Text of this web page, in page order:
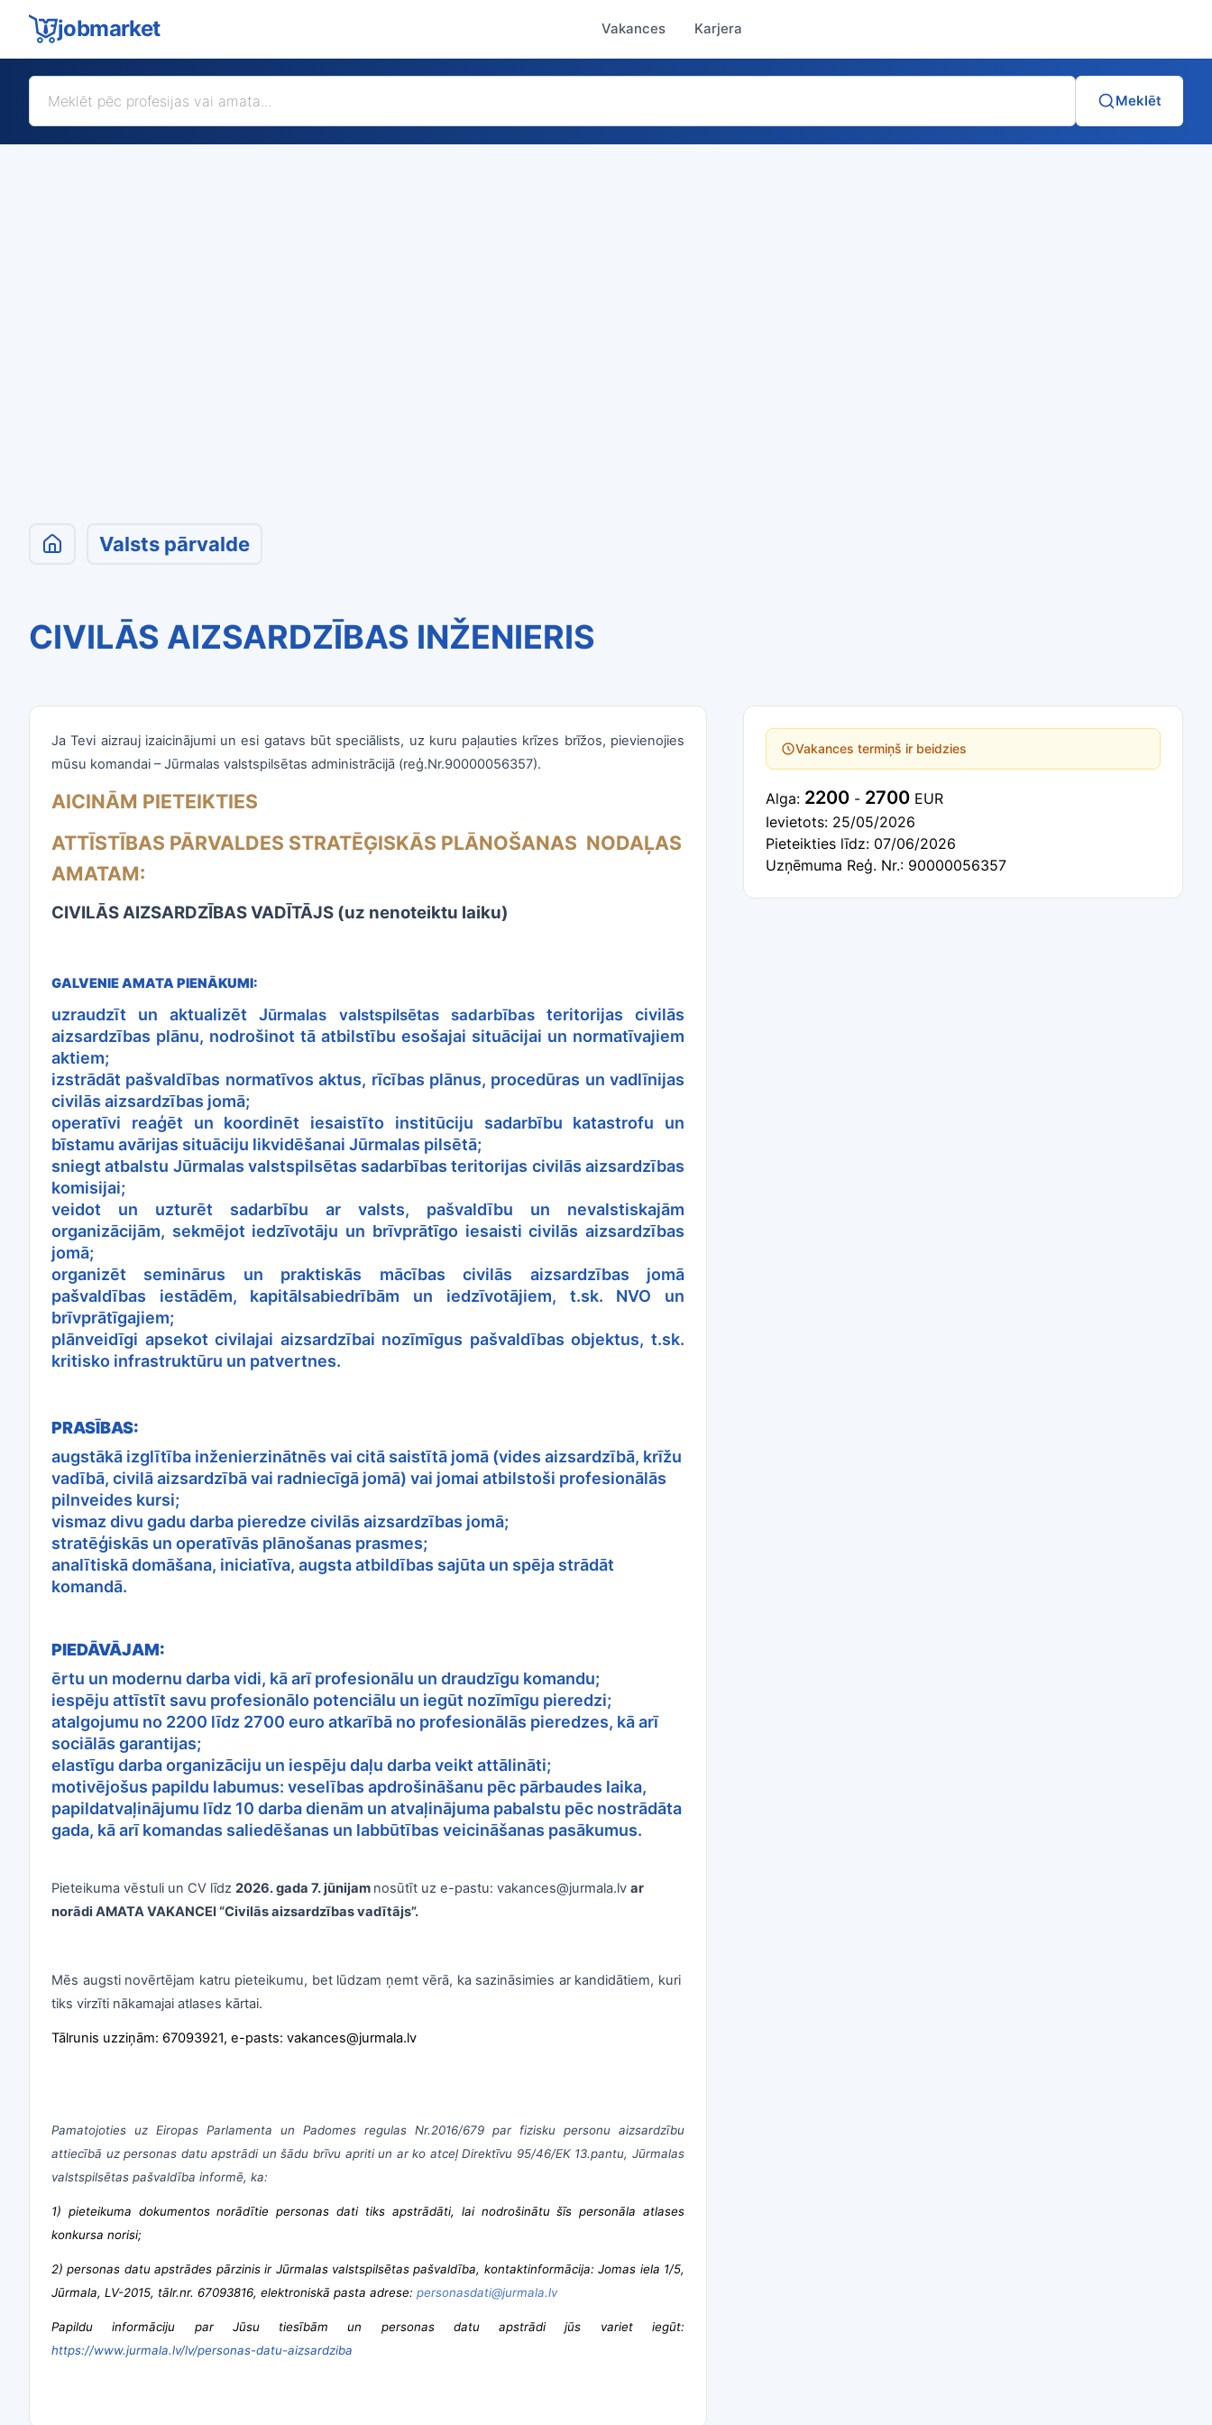
jobmarket Vakances Karjera
Meklēt
Valsts pārvalde
CIVILĀS AIZSARDZĪBAS INŽENIERIS
Ja Tevi aizrauj izaicinājumi un esi gatavs būt speciālists, uz kuru paļauties krīzes brīžos, pievienojies
mūsu komandai – Jūrmalas valstspilsētas administrācijā (reģ.Nr.90000056357).
AICINĀM PIETEIKTIES
ATTĪSTĪBAS PĀRVALDES STRATĒĢISKĀS PLĀNOŠANAS NODAĻAS
AMATAM:
CIVILĀS AIZSARDZĪBAS VADĪTĀJS (uz nenoteiktu laiku)
GALVENIE AMATA PIENĀKUMI:
uzraudzīt un aktualizēt Jūrmalas valstspilsētas sadarbības teritorijas civilās
aizsardzības plānu, nodrošinot tā atbilstību esošajai situācijai un normatīvajiem
aktiem;
izstrādāt pašvaldības normatīvos aktus, rīcības plānus, procedūras un vadlīnijas
civilās aizsardzības jomā;
operatīvi reaģēt un koordinēt iesaistīto institūciju sadarbību katastrofu un
bīstamu avārijas situāciju likvidēšanai Jūrmalas pilsētā;
sniegt atbalstu Jūrmalas valstspilsētas sadarbības teritorijas civilās aizsardzības
komisijai;
veidot un uzturēt sadarbību ar valsts, pašvaldību un nevalstiskajām
organizācijām, sekmējot iedzīvotāju un brīvprātīgo iesaisti civilās aizsardzības
jomā;
organizēt seminārus un praktiskās mācības civilās aizsardzības jomā
pašvaldības iestādēm, kapitālsabiedrībām un iedzīvotājiem, t.sk. NVO un
brīvprātīgajiem;
plānveidīgi apsekot civilajai aizsardzībai nozīmīgus pašvaldības objektus, t.sk.
kritisko infrastruktūru un patvertnes.
PRASĪBAS:
augstākā izglītība inženierzinātnēs vai citā saistītā jomā (vides aizsardzībā, krīžu
vadībā, civilā aizsardzībā vai radniecīgā jomā) vai jomai atbilstoši profesionālās
pilnveides kursi;
vismaz divu gadu darba pieredze civilās aizsardzības jomā;
stratēģiskās un operatīvās plānošanas prasmes;
analītiskā domāšana, iniciatīva, augsta atbildības sajūta un spēja strādāt
komandā.
PIEDĀVĀJAM:
ērtu un modernu darba vidi, kā arī profesionālu un draudzīgu komandu;
​iespēju attīstīt savu profesionālo potenciālu un iegūt nozīmīgu pieredzi;
atalgojumu no 2200 līdz 2700 euro atkarībā no profesionālās pieredzes, kā arī
sociālās garantijas;
elastīgu darba organizāciju un iespēju daļu darba veikt attālināti;
motivējošus papildu labumus: veselības apdrošināšanu pēc pārbaudes laika,
papildatvaļinājumu līdz 10 darba dienām un atvaļinājuma pabalstu pēc nostrādāta
gada, kā arī komandas saliedēšanas un labbūtības veicināšanas pasākumus.
Pieteikuma vēstuli un CV līdz 2026. gada 7. jūnijam nosūtīt uz e-pastu: vakances@jurmala.lv ar
norādi AMATA VAKANCEI “Civilās aizsardzības vadītājs”.
Mēs augsti novērtējam katru pieteikumu, bet lūdzam ņemt vērā, ka sazināsimies ar kandidātiem, kuri
tiks virzīti nākamajai atlases kārtai.
Tālrunis uzziņām: 67093921, e-pasts: vakances@jurmala.lv
Pamatojoties uz Eiropas Parlamenta un Padomes regulas Nr.2016/679 par fizisku personu aizsardzību
attiecībā uz personas datu apstrādi un šādu brīvu apriti un ar ko atceļ Direktīvu 95/46/EK 13.pantu, Jūrmalas
valstspilsētas pašvaldība informē, ka:
1) pieteikuma dokumentos norādītie personas dati tiks apstrādāti, lai nodrošinātu šīs personāla atlases
konkursa norisi;
2) personas datu apstrādes pārzinis ir Jūrmalas valstspilsētas pašvaldība, kontaktinformācija: Jomas iela 1/5,
Jūrmala, LV-2015, tālr.nr. 67093816, elektroniskā pasta adrese: personasdati@jurmala.lv
Papildu informāciju par Jūsu tiesībām un personas datu apstrādi jūs variet iegūt:
https://www.jurmala.lv/lv/personas-datu-aizsardziba
Vakances termiņš ir beidzies
Alga: 2200 - 2700 EUR
Ievietots: 25/05/2026
Pieteikties līdz: 07/06/2026
Uzņēmuma Reģ. Nr.: 90000056357